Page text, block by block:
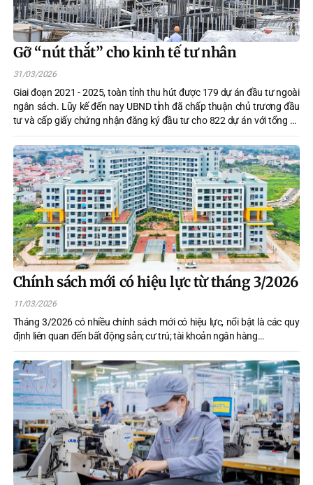
Gỡ “nút thắt” cho kinh tế tư nhân
31/03/2026
Giai đoạn 2021 - 2025, toàn tỉnh thu hút được 179 dự án đầu tư ngoài
ngân sách. Lũy kế đến nay UBND tỉnh đã chấp thuận chủ trương đầu
tư và cấp giấy chứng nhận đăng ký đầu tư cho 822 dự án với tổng số
vốn đăng ký trên 147,6 nghìn tỷ đồng. Tuy nhiên, hiện mới có 64,7% số
dự án hoàn thành đưa vào hoạt động. Nhiều bất cập trong quy hoạch
đất đai, giải phóng mặt bằng và thủ tục hành chính đang là “nút thắt”
thúc đẩy kinh tế tư nhân phát triển.
Chính sách mới có hiệu lực từ tháng 3/2026
11/03/2026
Tháng 3/2026 có nhiều chính sách mới có hiệu lực, nổi bật là các quy
định liên quan đến bất động sản; cư trú; tài khoản ngân hàng…